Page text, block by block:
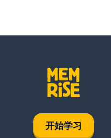
开始学习